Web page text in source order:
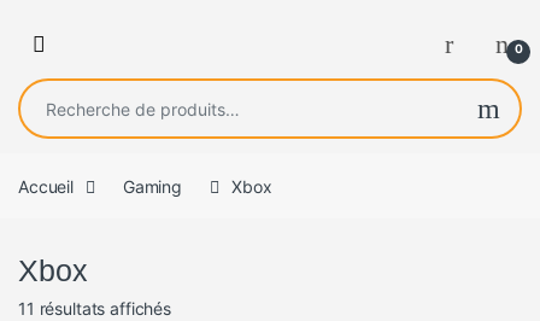
0
Recherche pour :
Accueil Gaming Xbox
Xbox
11 résultats affichésTrié du plus récent au plus ancien